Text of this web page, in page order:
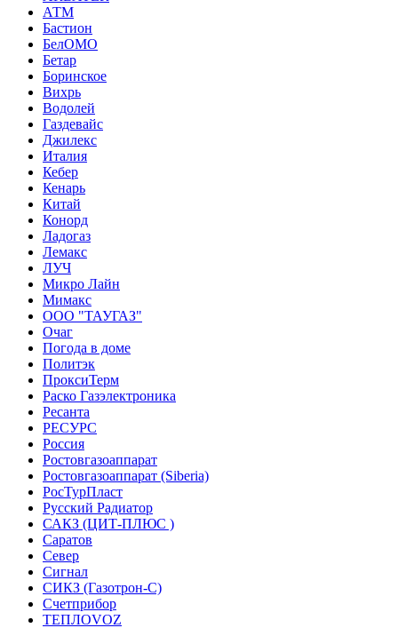
АТМ
Бастион
БелОМО
Бетар
Боринское
Вихрь
Водолей
Газдевайс
Джилекс
Италия
Кебер
Кенарь
Китай
Конорд
Ладогаз
Лемакс
ЛУЧ
Микро Лайн
Мимакс
ООО "ТАУГАЗ"
Очаг
Погода в доме
Политэк
ПроксиТерм
Раско Газэлектроника
Ресанта
РЕСУРС
Россия
Ростовгазоаппарат
Ростовгазоаппарат (Siberia)
РосТурПласт
Русский Радиатор
САКЗ (ЦИТ-ПЛЮС )
Саратов
Север
Сигнал
СИКЗ (Газотрон-С)
Счетприбор
ТЕПЛОVOZ